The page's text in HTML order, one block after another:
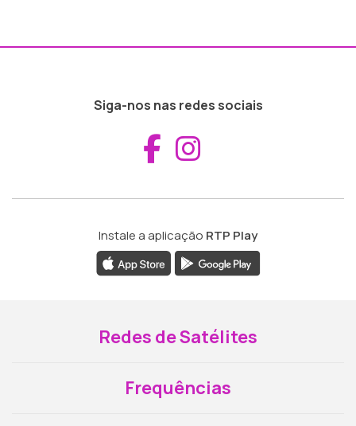
Siga-nos nas redes sociais
Aceder ao
Instale a aplicação RTP Play
Redes de Satélites
Frequências